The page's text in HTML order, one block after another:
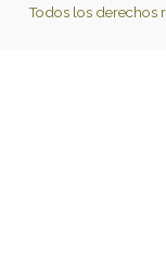
Todos los derechos